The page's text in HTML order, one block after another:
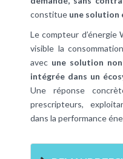
constitue une solution
Le compteur d’énergie
visible la
avec une solution
intégrée dans un
Une réponse
prescripteurs,
dans la performance